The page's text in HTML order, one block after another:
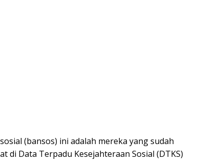
(bansos) ini adalah mereka yang sudah
di Data Terpadu Kesejahteraan Sosial (DTKS)